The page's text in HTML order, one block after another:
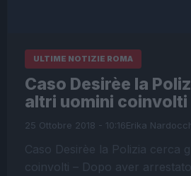
ULTIME NOTIZIE ROMA
Caso Desirèe la
altri uomini coinvolti
25 Ottobre 2018 - 10:16Erika
Caso Desirèe la Polizia cerca
coinvolti – Dopo aver